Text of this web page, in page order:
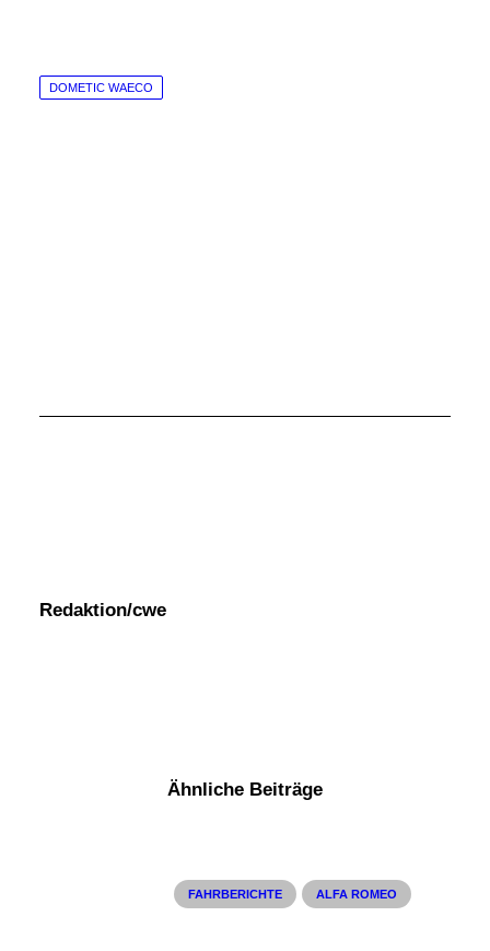
DOMETIC WAECO
Redaktion/cwe
Ähnliche Beiträge
FAHRBERICHTE ALFA ROMEO